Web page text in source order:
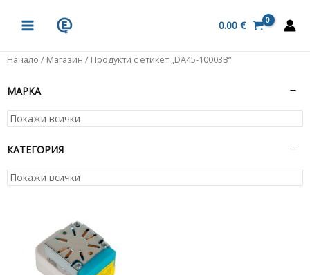
MENU
0.00 €
Начало / Магазин / Продукти с етикет „DA45-10003B“
МАРКА
КАТЕГОРИЯ